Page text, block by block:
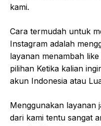
kami.
Cara termudah untuk
Instagram adalah
layanan menambah
pilihan Ketika kalian
akun Indonesia atau
Menggunakan layanan
dari kami tentu sangat